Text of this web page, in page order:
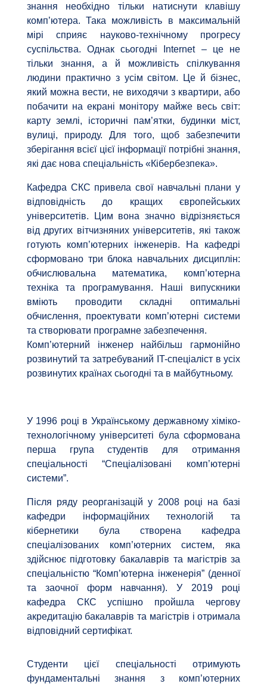
знання необхідно тільки натиснути клавішу
комп’ютера. Така можливість в максимальній
мірі сприяє науково-технічному прогресу
суспільства. Однак сьогодні Internet – це не
тільки знання, а й можливість спілкування
людини практично з усім світом. Це й бізнес,
який можна вести, не виходячи з квартири, або
побачити на екрані монітору майже весь світ:
карту землі, історичні пам’ятки, будинки міст,
вулиці, природу. Для того, щоб забезпечити
зберігання всієї цієї інформації потрібні знання,
які дає нова спеціальність «Кібербезпека».
Кафедра СКС привела свої навчальні плани у
відповідність до кращих європейських
університетів. Цим вона значно відрізняється
від других вітчизняних університетів, які також
готують комп’ютерних інженерів. На кафедрі
сформовано три блока навчальних дисциплін:
обчислювальна математика, комп’ютерна
техніка та програмування. Наші випускники
вміють проводити складні оптимальні
обчислення, проектувати комп’ютерні системи
та створювати програмне забезпечення.
Комп’ютерний інженер найбільш гармонійно
розвинутий та затребуваний IT-спеціаліст в усіх
розвинутих країнах сьогодні та в майбутньому.
У 1996 році в Українському державному хіміко-
технологічному університеті була сформована
перша група студентів для отримання
спеціальності “Спеціалізовані комп’ютерні
системи”.
Після ряду реорганізацій у 2008 році на базі
кафедри інформаційних технологій та
кібернетики була створена кафедра
спеціалізованих комп’ютерних систем, яка
здійснює підготовку бакалаврів та магістрів за
спеціальністю “Комп’ютерна інженерія” (денної
та заочної форм навчання). У 2019 році
кафедра СКС успішно пройшла чергову
акредитацію бакалаврів та магістрів і отримала
відповідний сертифікат.
Студенти цієї спеціальності отримують
фундаментальні знання з комп’ютерних